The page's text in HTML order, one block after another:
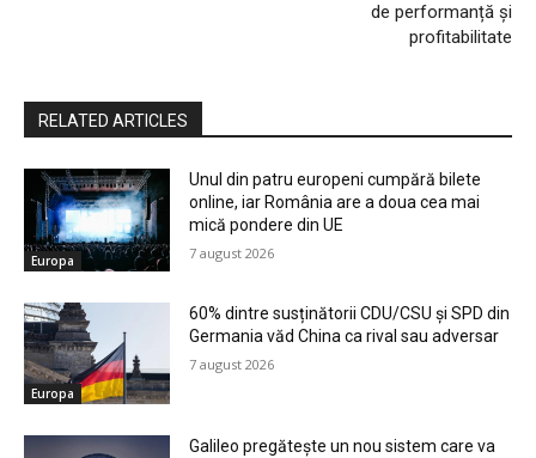
de performanță și
profitabilitate
RELATED ARTICLES
Europa
Unul din patru europeni cumpără bilete
online, iar România are a doua cea mai
mică pondere din UE
7 august 2026
Europa
60% dintre susținătorii CDU/CSU și SPD din
Germania văd China ca rival sau adversar
7 august 2026
Galileo pregătește un nou sistem care va